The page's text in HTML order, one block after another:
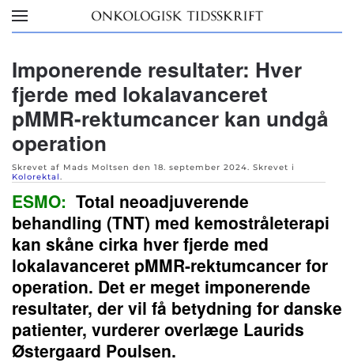
Skip to main content
Imponerende resultater: Hver
fjerde med lokalavanceret
pMMR-rektumcancer kan undgå
operation
Skrevet af Mads Moltsen den 18. september 2024. Skrevet i
Kolorektal.
ESMO: Total neoadjuverende
behandling (TNT) med kemostråleterapi
kan skåne cirka hver fjerde med
lokalavanceret pMMR-rektumcancer for
operation. Det er meget imponerende
resultater, der vil få betydning for danske
patienter, vurderer overlæge Laurids
Østergaard Poulsen.